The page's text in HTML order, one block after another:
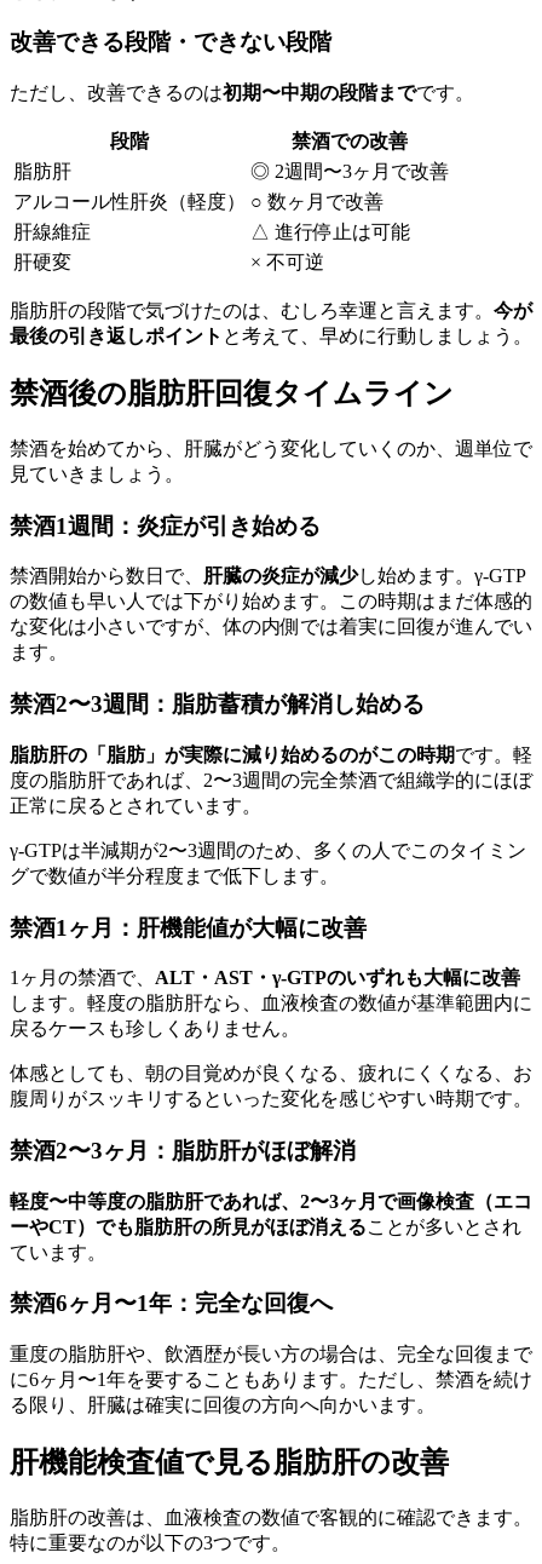
改善できる段階・できない段階
ただし、改善できるのは初期〜中期の段階までです。
段階
禁酒での改善
脂肪肝
◎ 2週間〜3ヶ月で改善
アルコール性肝炎（軽度）
○ 数ヶ月で改善
肝線維症
△ 進行停止は可能
肝硬変
× 不可逆
脂肪肝の段階で気づけたのは、むしろ幸運と言えます。 今が
最後の引き返しポイント と考えて、早めに行動しましょう。
禁酒後の脂肪肝回復タイムライン
禁酒を始めてから、肝臓がどう変化していくのか、週単位で
見ていきましょう。
禁酒1週間：炎症が引き始める
禁酒開始から数日で、 肝臓の炎症が減少し始めます。γ-GTP
の数値も早い人では下がり始めます。この時期はまだ体感的
な変化は小さいですが、体の内側では着実に回復が進んでい
ます。
禁酒2〜3週間：脂肪蓄積が解消し始める
脂肪肝の「脂肪」が実際に減り始めるのがこの時期です。軽
度の脂肪肝であれば、2〜3週間の完全禁酒で組織学的にほぼ
正常に戻るとされています。
γ-GTPは半減期が2〜3週間のため、多くの人でこのタイミン
グで数値が半分程度まで低下します。
禁酒1ヶ月：肝機能値が大幅に改善
1ヶ月の禁酒で、 ALT・AST・γ-GTPのいずれも大幅に改善
します。軽度の脂肪肝なら、血液検査の数値が基準範囲内に
戻るケースも珍しくありません。
体感としても、朝の目覚めが良くなる、疲れにくくなる、お
腹周りがスッキリするといった変化を感じやすい時期です。
禁酒2〜3ヶ月：脂肪肝がほぼ解消
軽度〜中等度の脂肪肝であれば、2〜3ヶ月で画像検査（エコ
ーやCT）でも脂肪肝の所見がほぼ消えることが多いとされ
ています。
禁酒6ヶ月〜1年：完全な回復へ
重度の脂肪肝や、飲酒歴が長い方の場合は、完全な回復まで
に6ヶ月〜1年を要することもあります。ただし、禁酒を続け
る限り、肝臓は確実に回復の方向へ向かいます。
肝機能検査値で見る脂肪肝の改善
脂肪肝の改善は、血液検査の数値で客観的に確認できます。
特に重要なのが以下の3つです。